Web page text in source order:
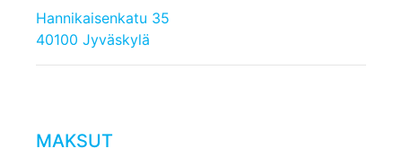
Hannikaisenkatu 35
40100 Jyväskylä
MAKSUT